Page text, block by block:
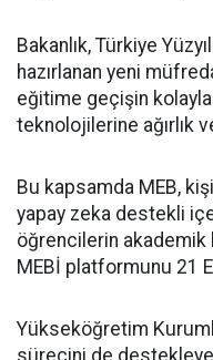
Bakanlık, Türkiye
hazırlanan yeni
eğitime geçişin
teknolojilerine ağırlık
Bu kapsamda MEB,
yapay zeka destekli
öğrencilerin akademik
MEBİ platformunu 21
Yükseköğretim
sürecini de